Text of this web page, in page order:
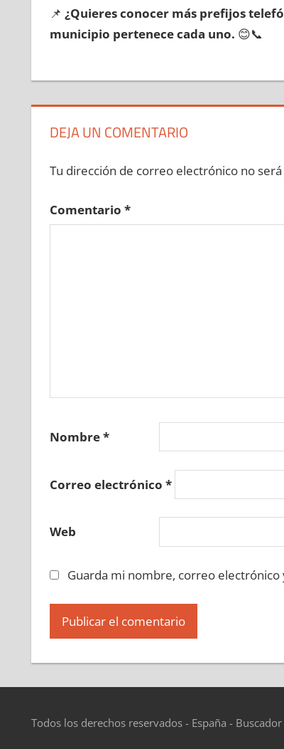
📌 ¿Quieres conocer mа́s prefijos
municipio pertenece cada uno. 😊📞
DEJA UN COMENTARIO
Tu dirección de correo electrónico no
Comentario *
Nombre*
Correo electrónico *
Web
Guarda mi nombre, correo
Todos los derechos reservados - España -